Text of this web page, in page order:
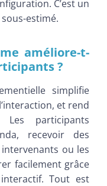
C’est un
estimé.
améliore-t-
?
simplifie
et rend
Les participants
recevoir des
ou les
facilement grâce
Tout est